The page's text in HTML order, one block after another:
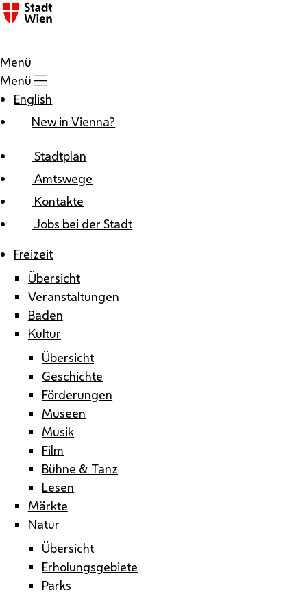
Zum Inhalt
Menü
Menü
English
New in Vienna?
Stadtplan
Amtswege
Kontakte
Jobs bei der Stadt
Freizeit
Übersicht
Veranstaltungen
Baden
Kultur
Übersicht
Geschichte
Förderungen
Museen
Musik
Film
Bühne & Tanz
Lesen
Märkte
Natur
Übersicht
Erholungsgebiete
Parks